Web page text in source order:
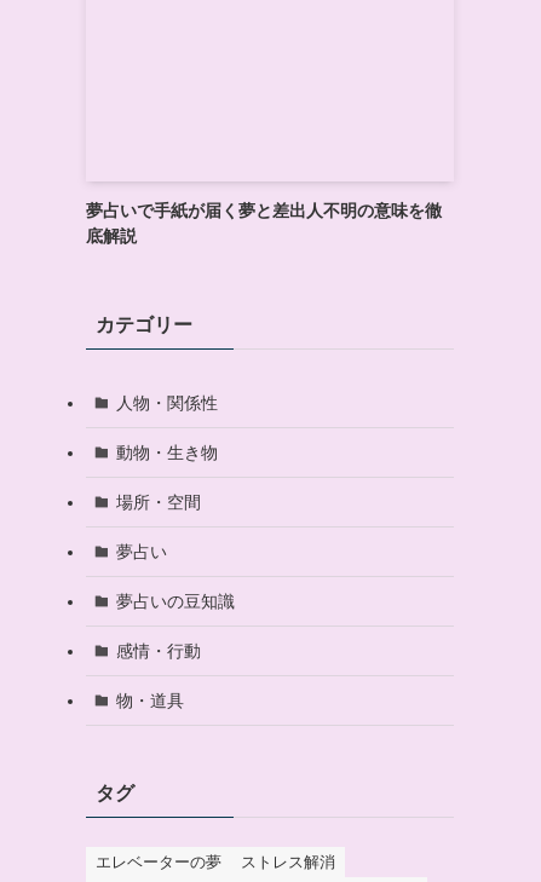
夢占いで手紙が届く夢と差出人不明の意味を徹
底解説
カテゴリー
人物・関係性
動物・生き物
場所・空間
夢占い
夢占いの豆知識
感情・行動
物・道具
タグ
エレベーターの夢
ストレス解消